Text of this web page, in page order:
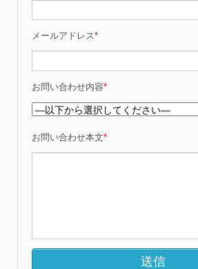
メールアドレス*
お問い合わせ内容*
お問い合わせ本文*